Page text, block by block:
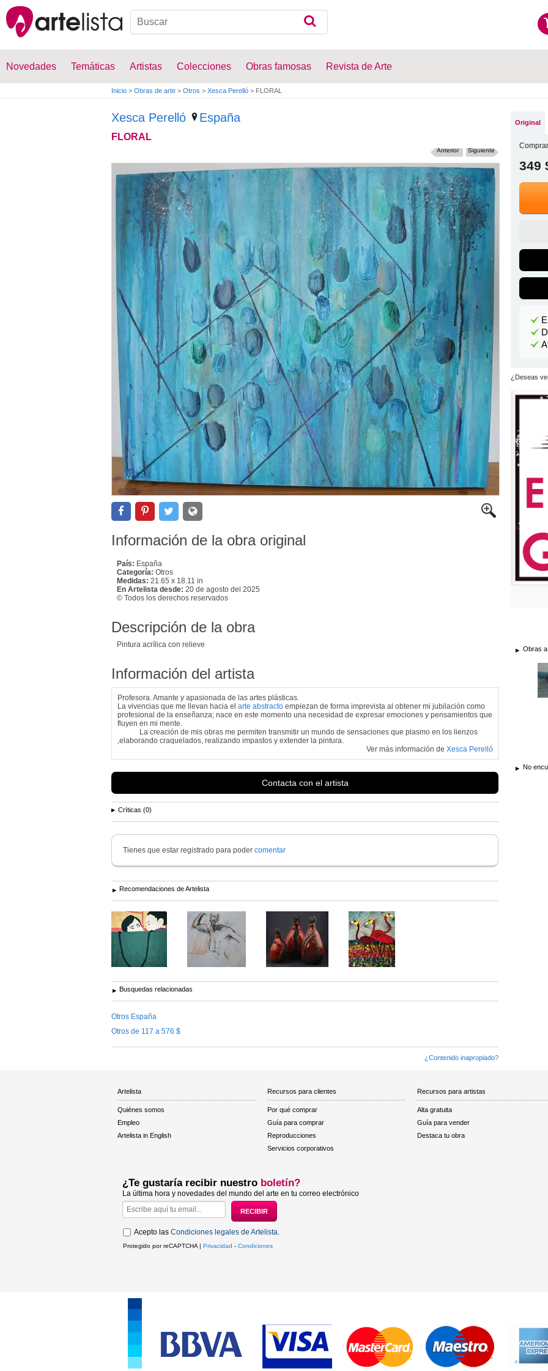
Novedades Temáticas Artistas Colecciones Obras famosas Revista de Arte
Inicio > Obras de arte > Otros > Xesca Perelló > FLORAL
Xesca Perelló España
FLORAL
Siguiente
Anterior
Información de la obra original
País: España
Categoría: Otros
Medidas: 21.65 x 18.11 in
En Artelista desde: 20 de agosto del 2025
© Todos los derechos reservados
Descripción de la obra
Pintura acrílica con relieve
Información del artista
Profesora. Amante y apasionada de las artes plásticas.
La vivencias que me llevan hacia el arte abstracto empiezan de forma imprevista al obtener mi jubilación como
profesional de la enseñanza; nace en este momento una necesidad de expresar emociones y pensamientos que
fluyen en mi mente.
La creación de mis obras me permiten transmitir un mundo de sensaciones que plasmo en los lienzos
,elaborando craquelados, realizando impastos y extender la pintura.
Ver más información de Xesca Perelló
Contacta con el artista
Críticas (0)
Tienes que estar registrado para poder comentar
Recomendaciones de Artelista
Busquedas relacionadas
Otros España
Otros de 117 a 576 $
¿Contenido inapropiado?
Original
349
¿Deseas
Obras
No
Artelista
Quiénes somos
Empleo
Artelista in English
Recursos para clientes
Por qué comprar
Guía para comprar
Reproducciones
Servicios corporativos
Recursos para artistas
Alta gratuita
Guía para vender
Destaca tu obra
¿Te gustaría recibir nuestro boletín?
La última hora y novedades del mundo del arte en tu correo electrónico
Acepto las Condiciones legales de Artelista
Protegido por reCAPTCHA | Privacidad - Condiciones